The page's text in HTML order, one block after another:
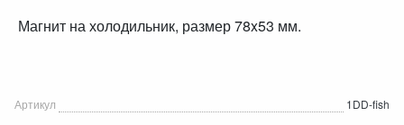
Магнит на холодильник, размер 78x53 мм.
Артикул 1DD-fish